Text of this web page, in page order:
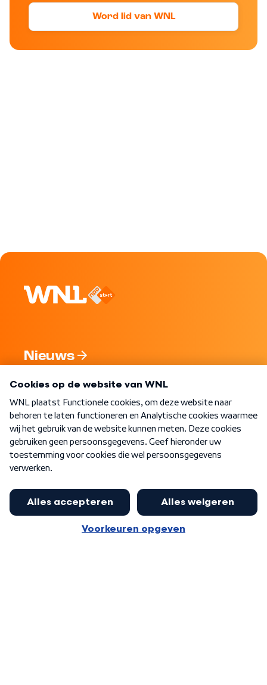
Word lid van WNL
Nieuws
Nieuwsbrief
Word Lid